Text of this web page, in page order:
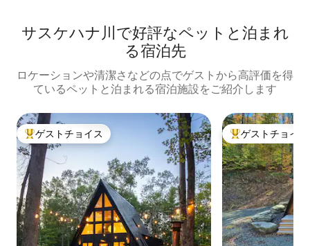
サスケハナ川で好評なペットと泊まれ
る宿泊先
ロケーションや清潔さなどの点でゲストから高評価を得
ているペットと泊まれる宿泊施設をご紹介します
大好評のゲストチョイスです。
ゲストチョイス 大好評のゲスト
ゲストチョイス